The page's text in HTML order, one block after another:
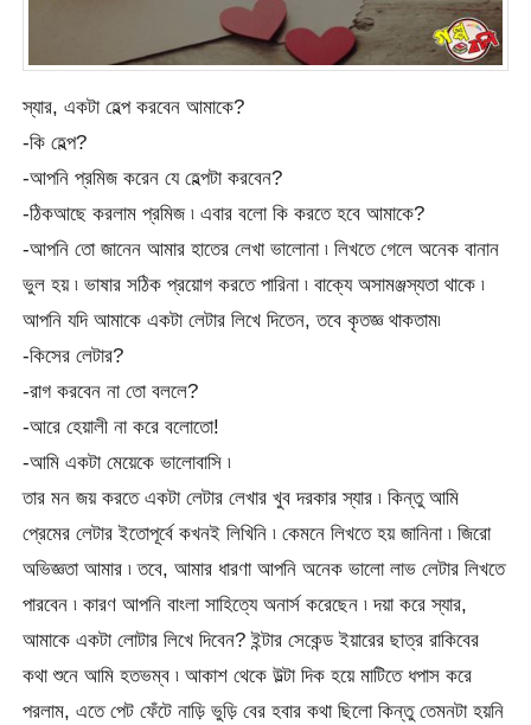
স্যার, একটা হেল্প করবেন আমাকে?
-কি হেল্প?
-আপনি প্রমিজ করেন যে হেল্পটা করবেন?
-ঠিকআছে করলাম প্রমিজ ৷ এবার বলো কি করতে হবে আমাকে?
-আপনি তো জানেন আমার হাতের লেখা ভালোনা ৷ লিখতে গেলে অনেক বানান
ভুল হয় ৷ ভাষার সঠিক প্রয়োগ করতে পারিনা ৷ বাক্যে অসামঞ্জস্যতা থাকে ৷
আপনি যদি আমাকে একটা লেটার লিখে দিতেন, তবে কৃতজ্ঞ থাকতাম৷
-কিসের লেটার?
-রাগ করবেন না তো বললে?
-আরে হেয়ালী না করে বলোতো!
-আমি একটা মেয়েকে ভালোবাসি ৷
তার মন জয় করতে একটা লেটার লেখার খুব দরকার স্যার ৷ কিন্তু আমি
প্রেমের লেটার ইতোপূর্বে কখনই লিখিনি ৷ কেমনে লিখতে হয় জানিনা ৷ জিরো
অভিজ্ঞতা আমার ৷ তবে, আমার ধারণা আপনি অনেক ভালো লাভ লেটার লিখতে
পারবেন ৷ কারণ আপনি বাংলা সাহিত্যে অনার্স করেছেন ৷ দয়া করে স্যার,
আমাকে একটা লোটার লিখে দিবেন? ইন্টার সেকেন্ড ইয়ারের ছাত্র রাকিবের
কথা শুনে আমি হতভম্ব ৷ আকাশ থেকে উল্টা দিক হয়ে মাটিতে ধপাস করে
পরলাম, এতে পেট ফেঁটে নাড়ি ভুড়ি বের হবার কথা ছিলো কিন্তু তেমনটা হয়নি